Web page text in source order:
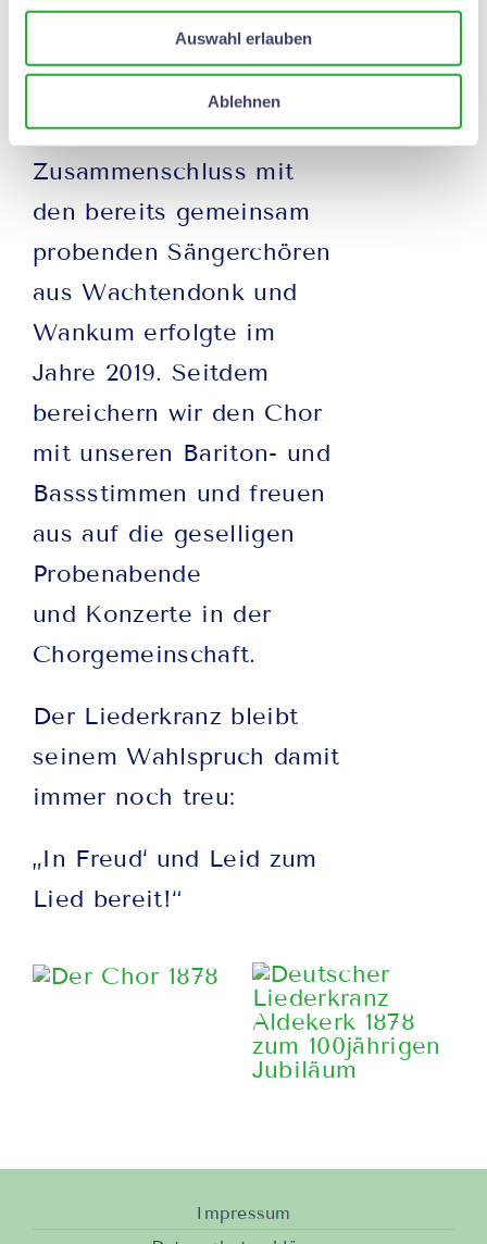
Auswahl erlauben
Ablehnen
noch in der
Chorgemeinschaft
WaWaKerk für uns
möglich. Der
Zusammenschluss mit
den bereits gemeinsam
probenden Sängerchören
aus Wachtendonk und
Wankum erfolgte im
Jahre 2019. Seitdem
bereichern wir den Chor
mit unseren Bariton- und
Bassstimmen und freuen
aus auf die geselligen
Probenabende
und Konzerte in der
Chorgemeinschaft.
Der Liederkranz bleibt
seinem Wahlspruch damit
immer noch treu:
„In Freud‘ und Leid zum
Lied bereit!“
Impressum